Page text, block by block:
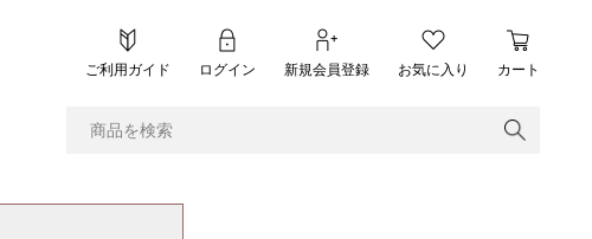
ご利用ガイド ログイン 新規会員登録 お気に入り カート